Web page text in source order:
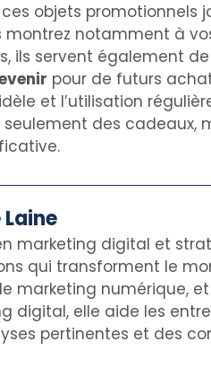
objets promotionnels
notamment à
ils servent également
pour de futurs
et l’utilisation
seulement des cadeaux,
marketing digital et
qui transforment le
marketing numérique,
digital, elle aide les
pertinentes et des